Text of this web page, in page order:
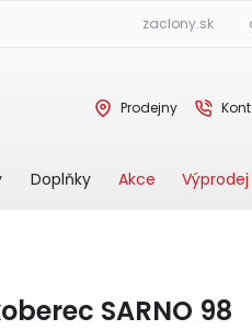
zaclony.sk
Prodejny
Doplňky Akce Výprodej
SARNO 98